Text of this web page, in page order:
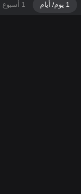
1 يوم/ أيام 1 أسبوع (أسابيع)